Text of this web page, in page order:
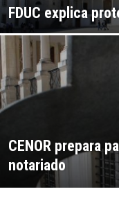
FDUC explica
CENOR prepara
notariado